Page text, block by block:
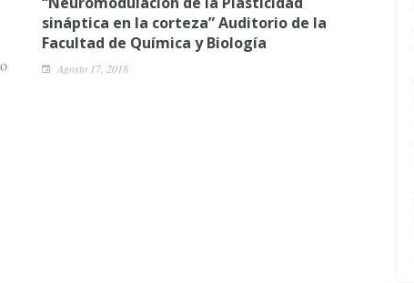
sináptica en la corteza” Auditorio de la
Facultad de Química y Biología
Agosto 17, 2018